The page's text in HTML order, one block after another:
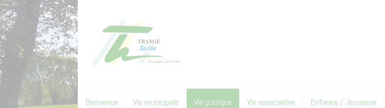
Bienvenue Vie municipale Vie pratique Vie associative Enfance / Jeunesse